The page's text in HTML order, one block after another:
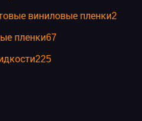
виниловые пленки2
пленки67
225